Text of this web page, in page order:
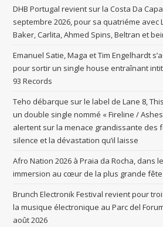
DHB Portugal revient sur la Costa Da
septembre 2026, pour sa quatriéme avec
Baker, Carlita, Ahmed Spins, Beltran et
Emanuel Satie, Maga et Tim Engelhardt
pour sortir un single house entraînant
93 Records
Teho débarque sur le label de Lane 8,
un double single nommé « Fireline /
alertent sur la menace grandissante des
silence et la dévastation qu’il laisse
Afro Nation 2026 à Praia da Rocha, dans
immersion au cœur de la plus grande fête
Brunch Electronik Festival revient pour
la musique électronique au Parc del
août 2026